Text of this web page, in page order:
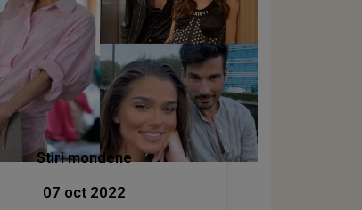
Stiri mondene
07 oct 2022